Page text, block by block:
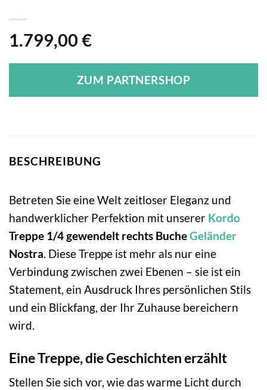
1.799,00 €
ZUM PARTNERSHOP
BESCHREIBUNG
Betreten Sie eine Welt zeitloser Eleganz und
handwerklicher Perfektion mit unserer Kordo
Treppe 1/4 gewendelt rechts BucheGeländer
Nostra . Diese Treppe ist mehr als nur eine
Verbindung zwischen zwei Ebenen – sie ist ein
Statement, ein Ausdruck Ihres persönlichen Stils
und ein Blickfang, der Ihr Zuhause bereichern
wird.
Eine Treppe, die Geschichten erzählt
Stellen Sie sich vor, wie das warme Licht durch